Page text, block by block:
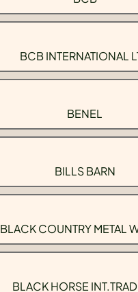
BCB INTERNATIONAL
BENEL
BILLS BARN
BLACK COUNTRY METAL
BLACK HORSE